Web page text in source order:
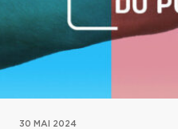
30 MAI 2024